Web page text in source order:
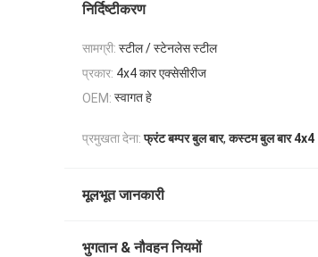
निर्दिष्टीकरण
सामग्री: स्टील / स्टेनलेस स्टील
प्रकार: 4x4 कार एक्सेसीरीज
OEM: स्वागत हे
प्रमुखता देना: फ्रंट बम्पर बुल बार,कस्टम बुल बार 4x4
मूलभूत जानकारी
भुगतान & नौवहन नियमों